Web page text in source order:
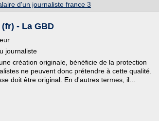
d'un journaliste france 3
- La GBD
journaliste
création originale, bénéficie de la protection
ne peuvent donc prétendre à cette qualité.
doit être original. En d'autres termes, il...